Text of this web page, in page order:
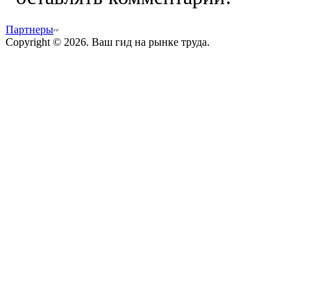
Партнеры
Copyright © 2026. Ваш гид на рынке труда.